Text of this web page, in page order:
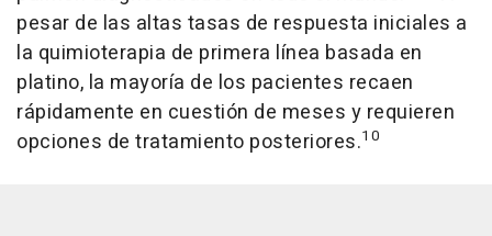
pesar de las altas tasas de respuesta iniciales a
la quimioterapia de primera línea basada en
platino, la mayoría de los pacientes recaen
rápidamente en cuestión de meses y requieren
opciones de tratamiento posteriores.10